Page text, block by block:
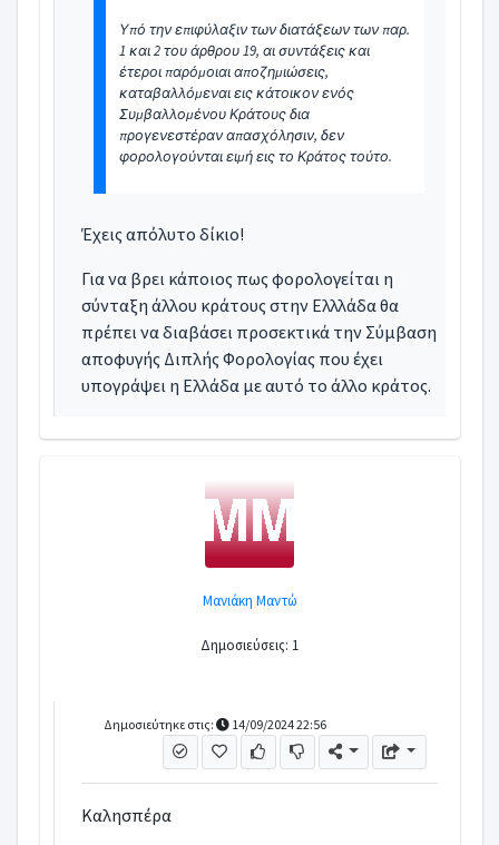
Υπό την επιφύλαξιν των διατάξεων των παρ.
1 και 2 του άρθρου 19, αι συντάξεις και
έτεροι παρόμοιαι αποζημιώσεις,
καταβαλλόμεναι εις κάτοικον ενός
Συμβαλλομένου Κράτους δια
προγενεστέραν απασχόλησιν, δεν
φορολογούνται ειμή εις το Κράτος τούτο.
Έχεις απόλυτο δίκιο!
Για να βρει κάποιος πως φορολογείται η
σύνταξη άλλου κράτους στην Ελλλάδα θα
πρέπει να διαβάσει προσεκτικά την Σύμβαση
αποφυγής Διπλής Φορολογίας που έχει
υπογράψει η Ελλάδα με αυτό το άλλο κράτος.
Μανιάκη Μαντώ
Δημοσιεύσεις: 1
Δημοσιεύτηκε στις: 14/09/2024 22:56
Καλησπέρα